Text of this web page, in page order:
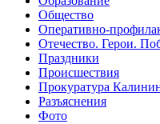
Общество
Оперативно-
Отечество. Герои.
Праздники
Происшествия
Прокуратура
Разъяснения
Фото